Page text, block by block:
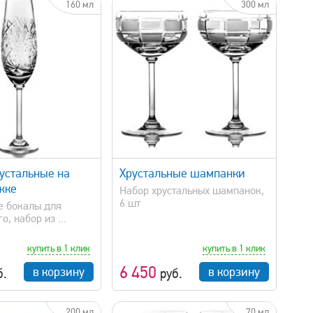
артель
хрустальный завод
завод цветных металлов
160 мл
на
бокалы для
набор из ...
купить в 1 клик
в корзину
300 мл
просмотр
Хрустальные шампанки
Набор хрустальных шампанок,
6 шт
6 450 руб.
купить в 1 клик
в корзину